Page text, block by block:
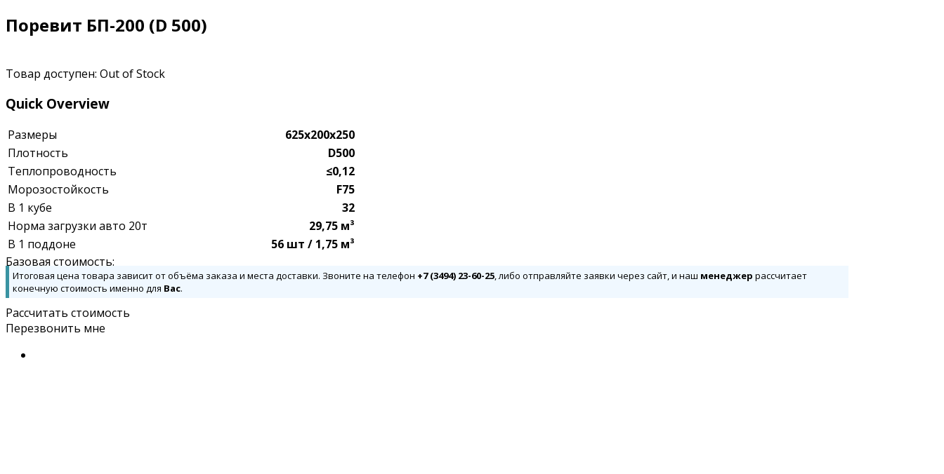
Поревит БП-200 (D 500)
Товар доступен: Out of Stock
Quick Overview
Размеры
625x200x250
Плотность
D500
Теплопроводность
≤0,12
Морозостойкость
F75
В 1 кубе
32
Норма загрузки авто 20т
29,75 м³
В 1 поддоне
56 шт / 1,75 м³
Базовая стоимость:
Итоговая цена товара зависит от объёма заказа и места доставки. Звоните на телефон +7 (3494) 23-60-25, либо отправляйте заявки через сайт, и наш менеджер рассчитает
конечную стоимость именно для Вас.
Рассчитать стоимость
Перезвонить мне